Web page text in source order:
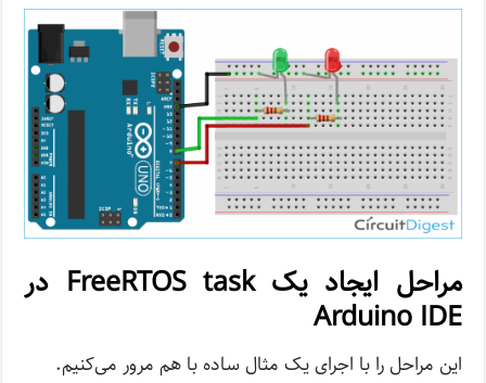
مراحل ایجاد یک FreeRTOS task در
Arduino IDE
این مراحل را با اجرای یک مثال ساده با هم مرور می‌کنیم.